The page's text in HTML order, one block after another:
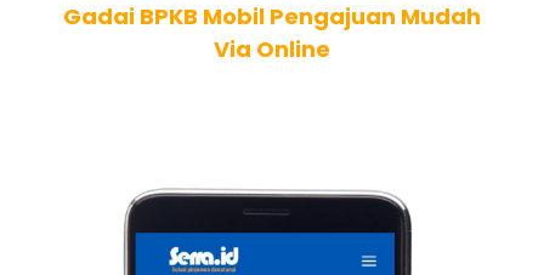
Gadai BPKB Mobil Pengajuan Mudah
Via Online